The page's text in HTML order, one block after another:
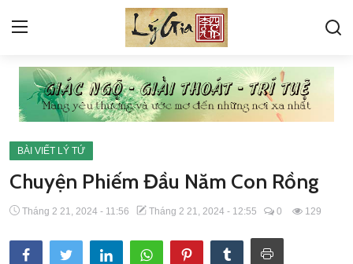
KINH
GÓC HỎI ĐÁP
TÁC PHẨM LÝ TỨ
BÀI VIẾT LÝ TỨ
Chuyện Phiếm Đầu Năm Con Rồng
Tháng 2 21, 2024 - 11:56 Tháng 2 21, 2024 - 12:55 0 129